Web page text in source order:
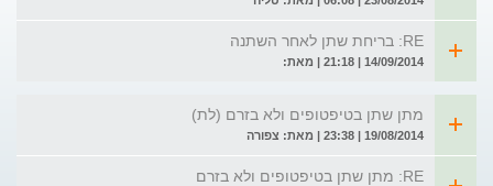
RE: בריחת שתן לאחר השתנה
14/09/2014 | 21:18 | מאת:
מתן שתן בטיפטופים ולא בזרם (לת)
19/08/2014 | 23:38 | מאת: צפורה
RE: מתן שתן בטיפטופים ולא בזרם